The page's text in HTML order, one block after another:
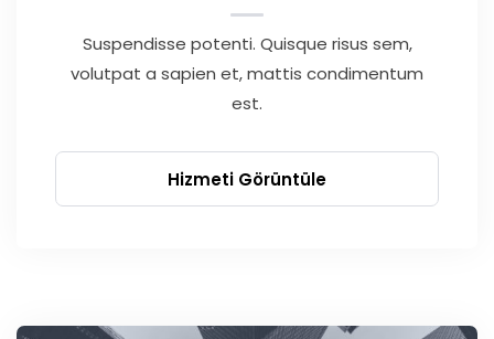
Suspendisse potenti. Quisque risus sem,
volutpat a sapien et, mattis condimentum
est.
Hizmeti Görüntüle